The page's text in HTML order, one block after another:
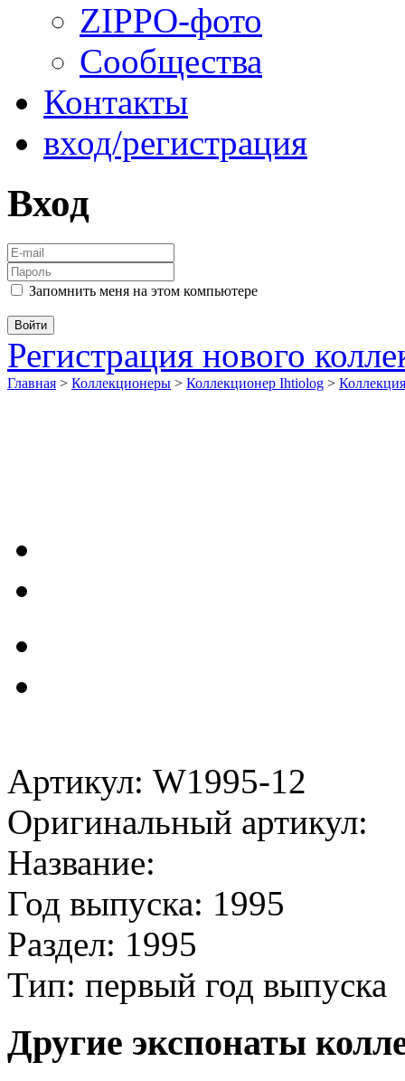
ZIPPO-фото
Сообщества
Контакты
вход/регистрация
Вход
Запомнить меня на этом компьютере
Регистрация нового
Главная > Коллекционеры > Коллекционер Ihtiolog >
Артикул: W1995-12
Оригинальный артикул:
Название:
Год выпуска: 1995
Раздел: 1995
Тип: первый год выпуска
Другие экспонаты